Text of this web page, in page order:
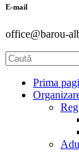
E-mail
office@barou-
Prima